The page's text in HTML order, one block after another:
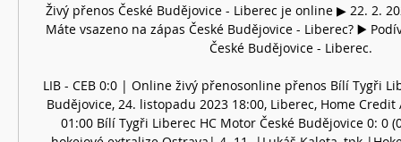
Živý přenos České Budějovice - Liberec je online ▶ 22. 2.
Máte vsazeno na zápas České Budějovice - Liberec? ▶️
České Budějovice - Liberec.
LIB - CEB 0:0 | Online živý přenosonline přenos Bílí Tygři
Budějovice, 24. listopadu 2023 18:00, Liberec, Home
01:00 Bílí Tygři Liberec HC Motor České Budějovice 0: 0